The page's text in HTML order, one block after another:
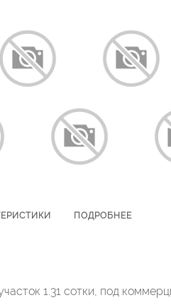
ПОДРОБНЕЕ
1.31 сотки, под